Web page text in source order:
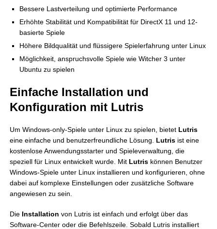
Bessere Lastverteilung und optimierte Performance
Erhöhte Stabilität und Kompatibilität für DirectX 11 und 12-
basierte Spiele
Höhere Bildqualität und flüssigere Spielerfahrung unter Linux
Möglichkeit, anspruchsvolle Spiele wie Witcher 3 unter
Ubuntu zu spielen
Einfache Installation und
Konfiguration mit Lutris
Um Windows-only-Spiele unter Linux zu spielen, bietet Lutris
eine einfache und benutzerfreundliche Lösung. Lutris ist eine
kostenlose Anwendungsstarter und Spieleverwaltung, die
speziell für Linux entwickelt wurde. Mit Lutris können Benutzer
Windows-Spiele unter Linux installieren und konfigurieren, ohne
dabei auf komplexe Einstellungen oder zusätzliche Software
angewiesen zu sein.
Die Installation von Lutris ist einfach und erfolgt über das
Software-Center oder die Befehlszeile. Sobald Lutris installiert